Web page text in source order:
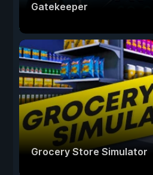
Gatekeeper
Grocery Store Simulator